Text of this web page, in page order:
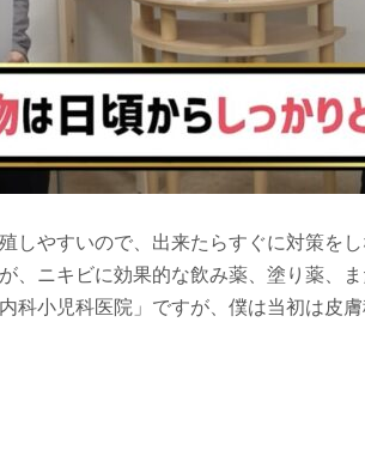
しやすいので、出来たらすぐに対策を
、ニキビに効果的な飲み薬、塗り薬、
科小児科医院」ですが、僕は当初は皮